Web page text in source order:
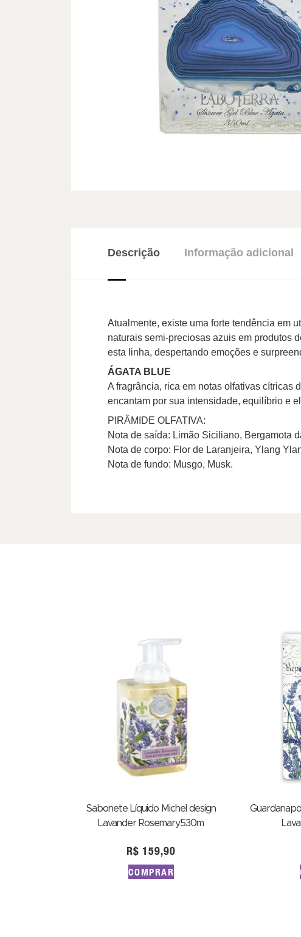
Descrição Informação adicional
Atualmente, existe uma forte tendência em
naturais semi-preciosas azuis em produtos
esta linha, despertando emoções e
ÁGATA BLUE
A fragrância, rica em notas olfativas cítricas
encantam por sua intensidade, equilíbrio e
PIRÂMIDE OLFATIVA:
Nota de saída: Limão Siciliano, Bergamota
Nota de corpo: Flor de Laranjeira, Ylang
Nota de fundo: Musgo, Musk.
Sabonete Líquido Michel design
Lavander Rosemary530m
R$ 159,90
COMPRAR